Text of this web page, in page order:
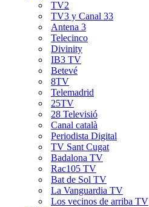
TV2
TV3 y Canal 33
Antena 3
Telecinco
Divinity
IB3 TV
Betevé
8TV
Telemadrid
25TV
28 Televisió
Canal català
Periodista Digital
TV Sant Cugat
Badalona TV
Rac105 TV
Bat de Sol TV
La Vanguardia TV
Los vecinos de arriba TV